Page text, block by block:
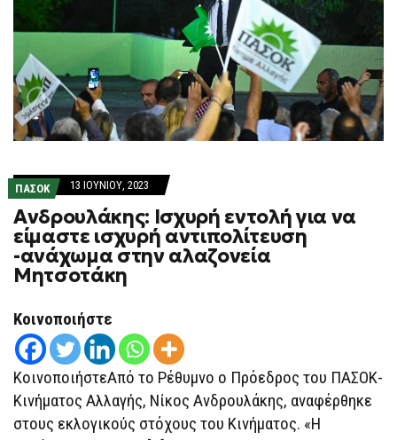
ΠΑΣΟΚ 13 ΙΟΥΝΊΟΥ, 2023
Ανδρουλάκης: Ισχυρή εντολή για να
είμαστε ισχυρή αντιπολίτευση
-ανάχωμα στην αλαζονεία
Μητσοτάκη
Κοινοποιήστε
ΚοινοποιήστεΑπό το Ρέθυμνο ο Πρόεδρος του ΠΑΣΟΚ-
Κινήματος Αλλαγής, Νίκος Ανδρουλάκης, αναφέρθηκε
στους εκλογικούς στόχους του Κινήματος. «Η